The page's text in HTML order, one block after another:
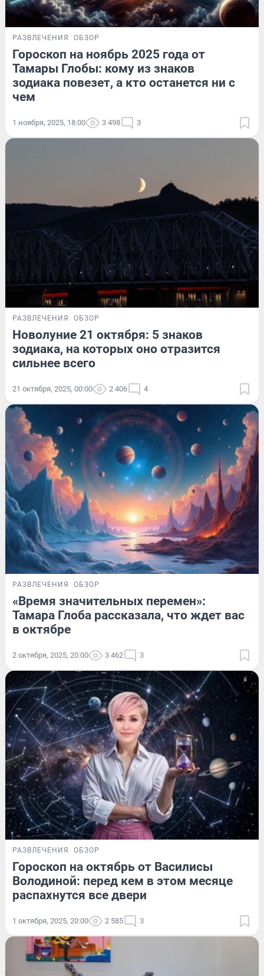
РАЗВЛЕЧЕНИЯ ОБЗОР
Гороскоп на ноябрь 2025 года от
Тамары Глобы: кому из знаков
зодиака повезет, а кто останется ни с
чем
1 ноября, 2025, 18:00 3 498 3
РАЗВЛЕЧЕНИЯ ОБЗОР
Новолуние 21 октября: 5 знаков
зодиака, на которых оно отразится
сильнее всего
21 октября, 2025, 00:00 2 406 4
РАЗВЛЕЧЕНИЯ ОБЗОР
«Время значительных перемен»:
Тамара Глоба рассказала, что ждет вас
в октябре
2 октября, 2025, 20:00 3 462 3
РАЗВЛЕЧЕНИЯ ОБЗОР
Гороскоп на октябрь от Василисы
Володиной: перед кем в этом месяце
распахнутся все двери
1 октября, 2025, 20:00 2 585 3